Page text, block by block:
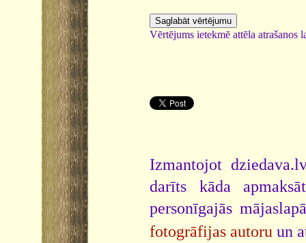
Vērtējums ietekmē attēla atrašanos
Izmantojot
darīts kāda
personīgajās
fotogrāfijas autoru un